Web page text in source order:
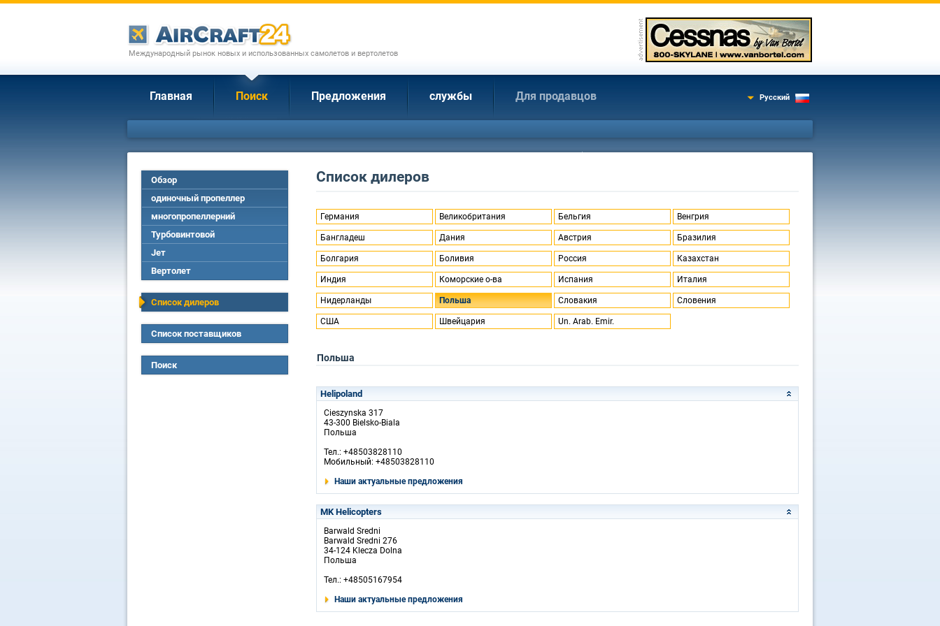
Международный рынок новых и использованных самолетов и вертолетов
Главная Поиск Предложения службы Для продавцов Русский
Обзор
одиночный пропеллер
многопропеллерний
Турбовинтовой
Jет
Вертолет
Список дилеров
Список поставщиков
Поиск
Список дилеров
Германия Великобритания Бельгия Венгрия
Бангладеш Дания Австрия Бразилия
Болгария Боливия Россия Казахстан
Индия Коморские о-ва Испания Италия
Нидерланды Польша Словакия Словения
США Швейцария Un. Arab. Emir.
Польша
Helipoland
Cieszynska 317
43-300 Bielsko-Biala
Польша
Тел.: +48503828110
Мобильный: +48503828110
Наши актуальные предложения
MK Helicopters
Barwald Sredni
Barwald Sredni 276
34-124 Klecza Dolna
Польша
Тел.: +48505167954
Наши актуальные предложения